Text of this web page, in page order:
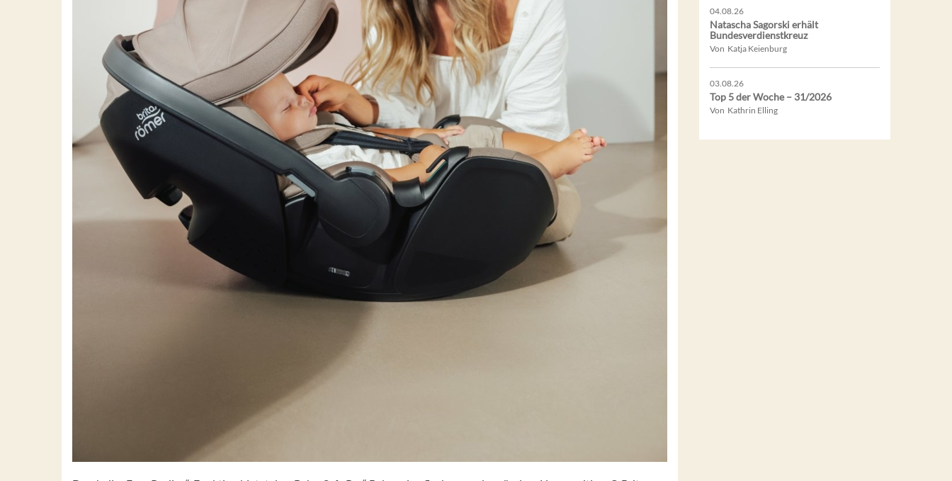
04.08.26
Natascha Sagorski erhält
Bundesverdienstkreuz
Von Katja Keienburg
03.08.26
Top 5 der Woche – 31/2026
Von Kathrin Elling